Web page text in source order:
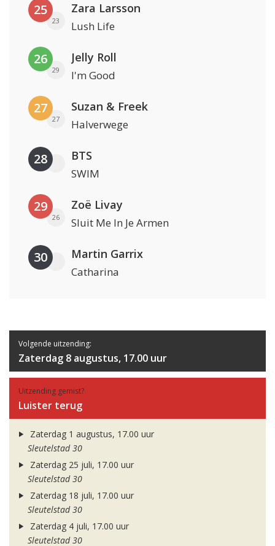
25
23
Zara Larsson
Lush Life
26
29
Jelly Roll
I'm Good
27
27
Suzan & Freek
Halverwege
28 BTS
SWIM
29
26
Zoë Livay
Sluit Me In Je Armen
30 Martin Garrix
Catharina
Volgende uitzending:
Zaterdag 8 augustus, 17.00 uur
Uitzending gemist?
Luister terug
Zaterdag 1 augustus, 17.00 uur
Sleutelstad 30
Zaterdag 25 juli, 17.00 uur
Sleutelstad 30
Zaterdag 18 juli, 17.00 uur
Sleutelstad 30
Zaterdag 4 juli, 17.00 uur
Sleutelstad 30